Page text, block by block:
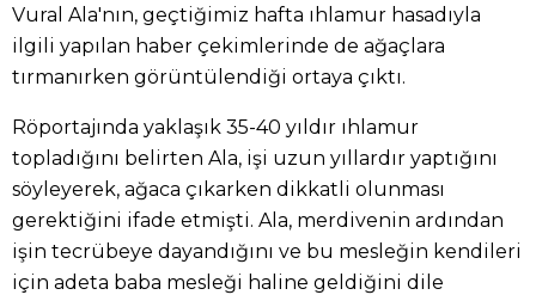
Vural Ala'nın, geçtiğimiz hafta ıhlamur hasadıyla
ilgili yapılan haber çekimlerinde de ağaçlara
tırmanırken görüntülendiği ortaya çıktı.
Röportajında yaklaşık 35-40 yıldır ıhlamur
topladığını belirten Ala, işi uzun yıllardır yaptığını
söyleyerek, ağaca çıkarken dikkatli olunması
gerektiğini ifade etmişti. Ala, merdivenin ardından
işin tecrübeye dayandığını ve bu mesleğin kendileri
için adeta baba mesleği haline geldiğini dile